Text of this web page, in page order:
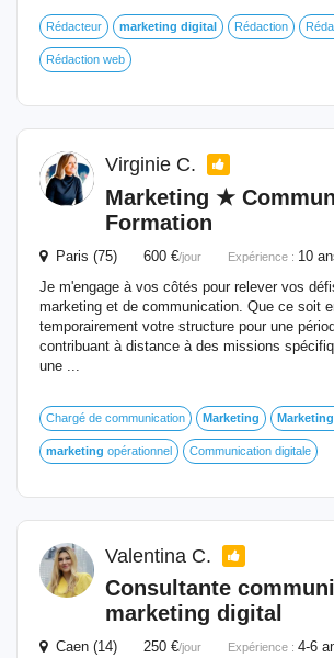
Rédacteur marketing digital Rédaction
Rédaction web
Virginie C.
Marketing ★
Formation
Paris (75) 600 €/jour Expérience : 10
Je m'engage à vos côtés pour relever vos
marketing et de communication. Que ce soit
temporairement votre structure pour une
contribuant à distance à des missions
une ...
Chargé de communication Marketing Marketing
marketing opérationnel Communication digitale
Valentina C.
Consultante
marketing digital
Caen (14) 250 €/jour Expérience : 4-6